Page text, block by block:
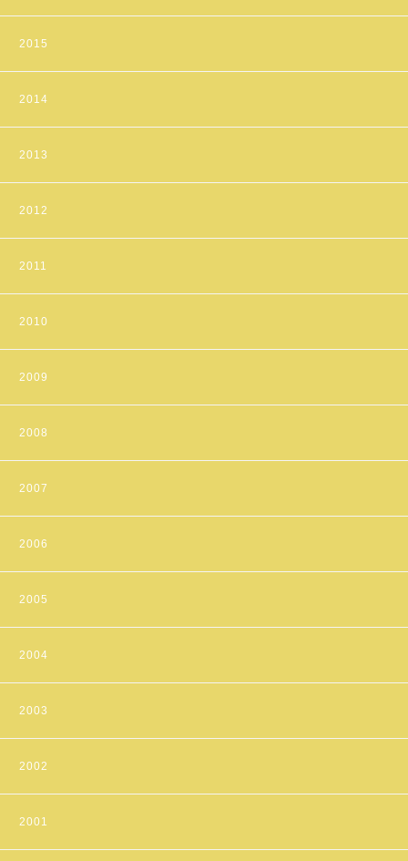
2015
2014
2013
2012
2011
2010
2009
2008
2007
2006
2005
2004
2003
2002
2001